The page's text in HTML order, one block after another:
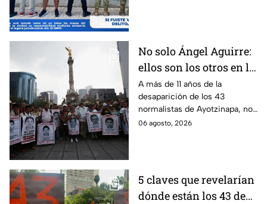
No solo Ángel Aguirre:
ellos son los otros en la
lupa por el caso
Ayotzinapa
A más de 11 años de la
desaparición de los 43
normalistas de Ayotzinapa, no
se ha conocido el paradero de
06 agosto, 2026
5 claves que revelarían
dónde están los 43 de